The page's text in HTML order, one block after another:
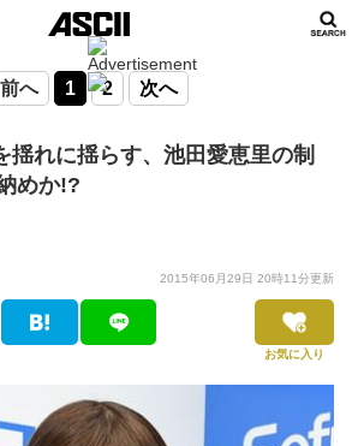
前へ 1 2 次へ
揺れに揺らす、池田愛恵里の制
めか!?
2015年06月29日 20時11分更新
お気に入り